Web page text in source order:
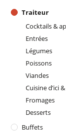
Traiteur
Cocktails &
Entrées
Légumes
Poissons
Viandes
Cuisine d’ici
Fromages
Desserts
Buffets